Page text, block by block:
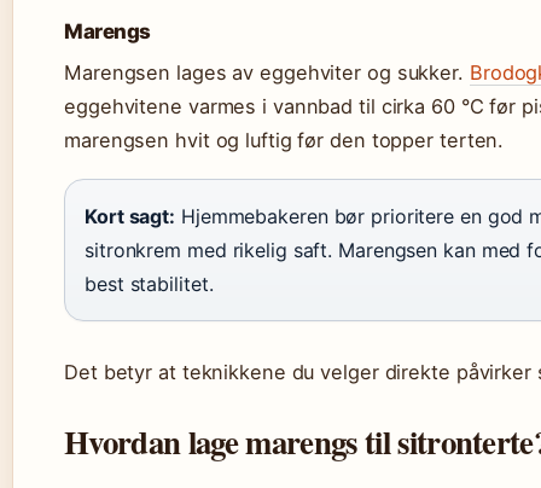
Marengs
Marengsen lages av eggehviter og sukker.
eggehvitene varmes i vannbad til cirka 60 °C før
marengsen hvit og luftig før den topper terten.
Kort sagt: Hjemmebakeren bør prioritere en god
sitronkrem med rikelig saft. Marengsen kan med
best stabilitet.
Det betyr at teknikkene du velger direkte påvirker
Hvordan lage marengs til